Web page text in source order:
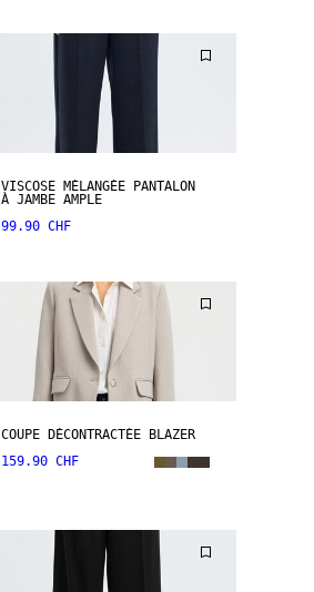
VISCOSE MÉLANGÉE PANTALON
À JAMBE AMPLE
99.90 CHF
COUPE DÉCONTRACTÉE BLAZER
159.90 CHF